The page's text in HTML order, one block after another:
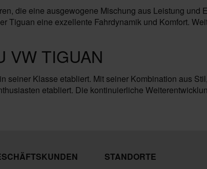
die eine ausgewogene Mischung aus Leistung
Tiguan eine exzellente Fahrdynamik und Komfort.
VW TIGUAN
seiner Klasse etabliert. Mit seiner Kombination aus
etabliert. Die kontinuierliche
STANDORTE